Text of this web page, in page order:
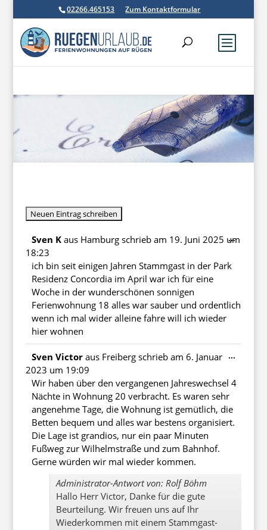
02266.465153 Zum Kontaktformular
Sven K aus Hamburg schrieb am 19. Juni 2025 um
18:23
ich bin seit einigen Jahren Stammgast in der Park
Residenz Concordia im April war ich für eine
Woche in der wunderschönen sonnigen
Ferienwohnung 18 alles war sauber und ordentlich
wenn ich mal wider alleine fahre will ich wieder
hier wohnen
...Diese
Sven Victor aus Freiberg schrieb am 6. Januar
2023 um 19:09
Wir haben über den vergangenen Jahreswechsel 4
Nächte in Wohnung 20 verbracht. Es waren sehr
angenehme Tage, die Wohnung ist gemütlich, die
Betten bequem und alles war bestens organisiert.
Die Lage ist grandios, nur ein paar Minuten
Fußweg zur Wilhelmstraße und zum Bahnhof.
Gerne würden wir mal wieder kommen.
Administrator-Antwort von: Rolf Böhm
Hallo Herr Victor, Danke für die gute
Beurteilung. Wir freuen uns auf Ihr
Wiederkommen mit einem Stammgast-
...